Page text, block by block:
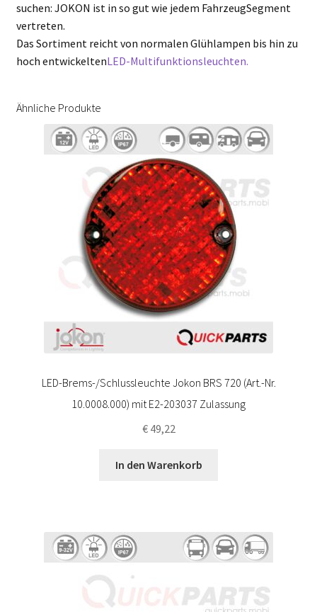
suchen: JOKON ist in so gut wie jedem FahrzeugSegment
vertreten.
Das Sortiment reicht von normalen Glühlampen bis hin zu
hoch entwickeltenLED-Multifunktionsleuchten.
Ähnliche Produkte
LED-Brems-/Schlussleuchte Jokon BRS 720 (Art.-Nr.
10.0008.000) mit E2-203037 Zulassung
€49,22
In den Warenkorb